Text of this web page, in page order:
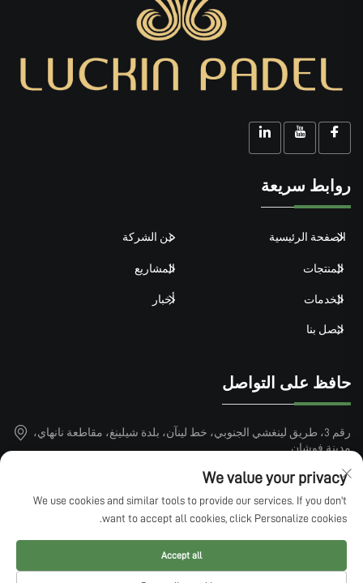
روابط سريعة
الصفحة الرئيسية عن الشركة
المنتجات المشاريع
الخدمات أخبار
اتصل بنا
حافظ على التواصل
رقم 3، طريق لينغشي الجنوبي، خط لينآن، بلدة شيلينغ، مقاطعة نانهاي،
مدينة فوشان
+86-15913101899
حقوق النشر © 2025 بواسطة QINGDAO LUCKIN SPORTS FACTILITIES
We value your privacy
We use cookies and similar tools to provide our services. If you don't
want to accept all cookies, click Personalize cookies.
Accept all